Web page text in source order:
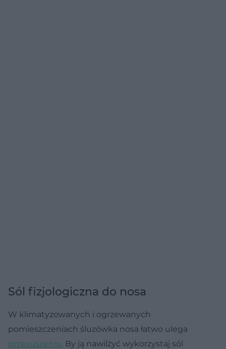
Sól fizjologiczna do nosa
W klimatyzowanych i ogrzewanych
pomieszczeniach śluzówka nosa łatwo ulega
przesuszeniu. By ją nawilżyć wykorzystaj sól